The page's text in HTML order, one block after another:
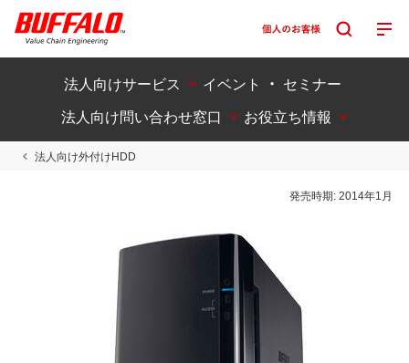
法人向けサービス
イベント ・ セミナー
法人向け問い合わせ窓口
お役立ち情報
法人向け外付けHDD
発売時期:2014年1月